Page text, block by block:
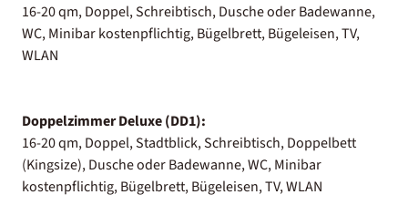
16-20 qm, Doppel, Schreibtisch, Dusche oder Badewanne,
WC, Minibar kostenpflichtig, Bügelbrett, Bügeleisen, TV,
WLAN
Doppelzimmer Deluxe (DD1):
16-20 qm, Doppel, Stadtblick, Schreibtisch, Doppelbett
(Kingsize), Dusche oder Badewanne, WC, Minibar
kostenpflichtig, Bügelbrett, Bügeleisen, TV, WLAN